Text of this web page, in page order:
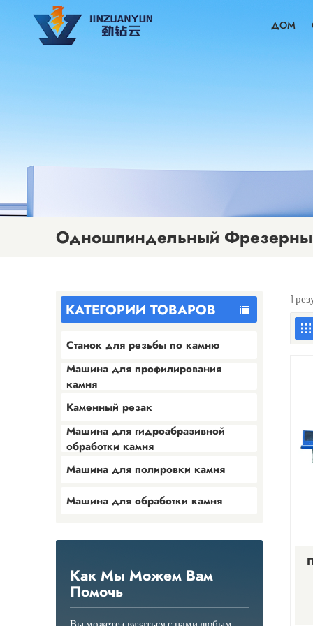
ДОМ
Одношпиндельный
КАТЕГОРИИ ТОВАРОВ
Станок для резьбы по камню
Машина для профилирования
камня
Каменный резак
Машина для гидроабразивной
обработки камня
Машина для полировки камня
Машина для обработки камня
Как Мы Можем Вам
Помочь
Вы можете связаться с нами любым
1